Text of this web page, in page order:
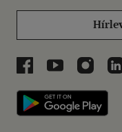
Libri aLibri aLibri